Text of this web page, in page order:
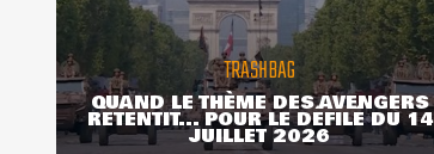
TRASHBAG
QUAND LE THÈME DES AVENGERS
RETENTIT... POUR LE DÉFILÉ DU 14
JUILLET 2026